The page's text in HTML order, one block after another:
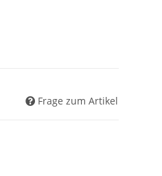
Frage zum Artikel